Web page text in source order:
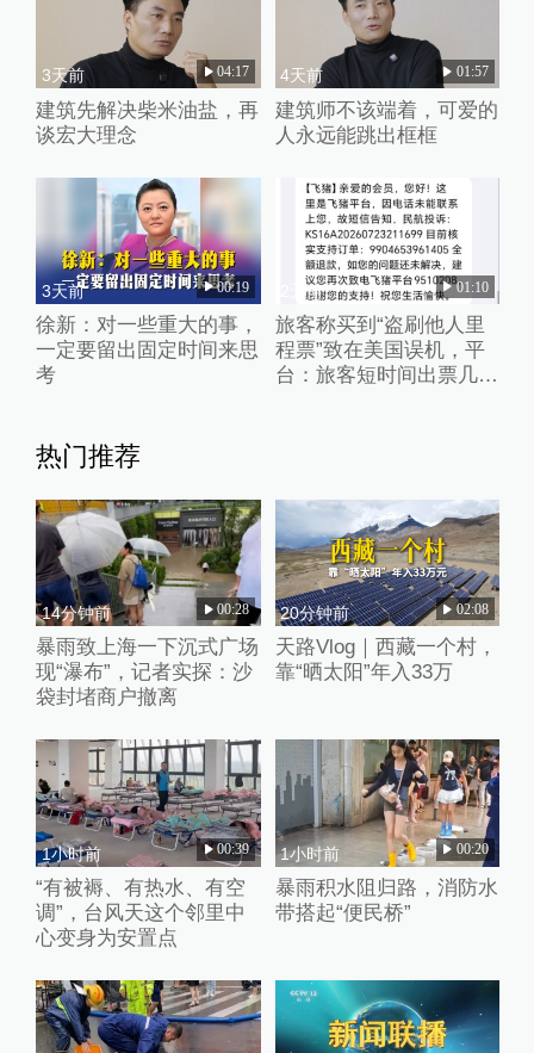
3天前 04:17
建筑先解决柴米油盐，再
谈宏大理念
4天前 01:57
建筑师不该端着，可爱的
人永远能跳出框框
3天前 00:19
徐新：对一些重大的事，
一定要留出固定时间来思
考
2天前 01:10
旅客称买到“盗刷他人里
程票”致在美国误机，平
台：旅客短时间出票几十
热门推荐
14分钟前 00:28
暴雨致上海一下沉式广场
现“瀑布”，记者实探：沙
袋封堵商户撤离
20分钟前 02:08
天路Vlog｜西藏一个村，
靠“晒太阳”年入33万
1小时前 00:39
“有被褥、有热水、有空
调”，台风天这个邻里中
心变身为安置点
1小时前 00:20
暴雨积水阻归路，消防水
带搭起“便民桥”